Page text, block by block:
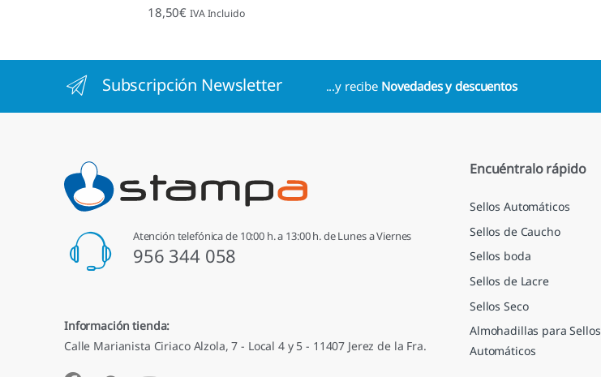
Valorado con
4.96de 5
18,50€ IVA Incluido
Subscripción Newsletter ...y recibe Novedades y descuentos
Atención telefónica de 10:00 h. a 13:00 h. de Lunes a Viernes
956 344 058
Información tienda:
Calle Marianista Ciriaco Alzola, 7 - Local 4 y 5 - 11407 Jerez de la Fra.
Encuéntralo rápido
Sellos Automáticos
Sellos de Caucho
Sellos boda
Sellos de Lacre
Sellos Seco
Almohadillas para Sellos
Automáticos